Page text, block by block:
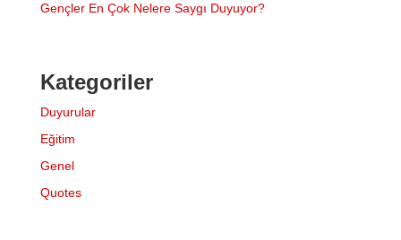
Gençler En Çok Nelere Saygı Duyuyor?
Kategoriler
Duyurular
Eğitim
Genel
Quotes